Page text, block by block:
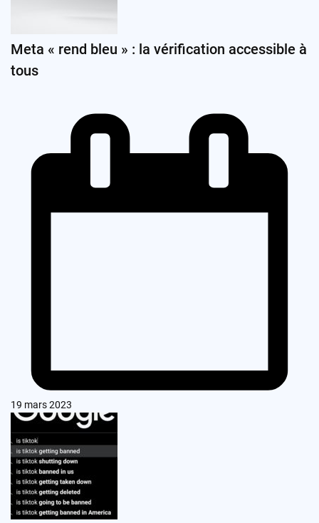
Meta « rend bleu » : la vérification accessible à
tous
19 mars 2023